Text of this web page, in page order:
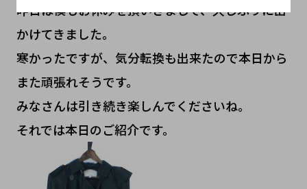
昨日は僕もお休みを頂いきまして、久しぶりに出
かけてきました。
寒かったですが、気分転換も出来たので本日から
また頑張れそうです。
みなさんは引き続き楽しんでくださいね。
それでは本日のご紹介です。